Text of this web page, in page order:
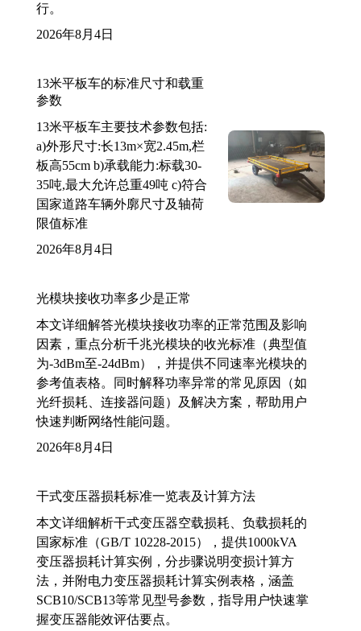
行。
2026年8月4日
13米平板车的标准尺寸和载重
参数
13米平板车主要技术参数包括:
a)外形尺寸:长13m×宽2.45m,栏
板高55cm b)承载能力:标载30-
35吨,最大允许总重49吨 c)符合
国家道路车辆外廓尺寸及轴荷
限值标准
2026年8月4日
光模块接收功率多少是正常
本文详细解答光模块接收功率的正常范围及影响
因素，重点分析千兆光模块的收光标准（典型值
为-3dBm至-24dBm），并提供不同速率光模块的
参考值表格。同时解释功率异常的常见原因（如
光纤损耗、连接器问题）及解决方案，帮助用户
快速判断网络性能问题。
2026年8月4日
干式变压器损耗标准一览表及计算方法
本文详细解析干式变压器空载损耗、负载损耗的
国家标准（GB/T 10228-2015），提供1000kVA
变压器损耗计算实例，分步骤说明变损计算方
法，并附电力变压器损耗计算实例表格，涵盖
SCB10/SCB13等常见型号参数，指导用户快速掌
握变压器能效评估要点。